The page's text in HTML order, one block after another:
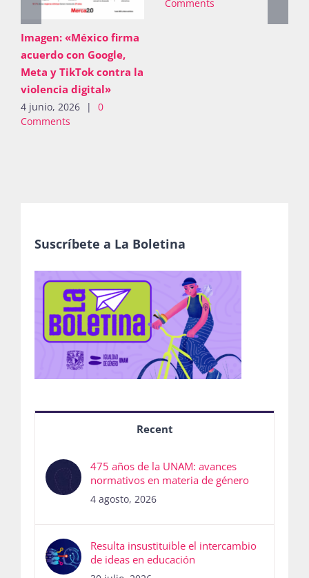
2026»
4 junio, 2026
Comments
Suscríbete a La Boletina
Recent
475 años de la UNAM: avances
normativos en materia de género
4 agosto, 2026
Resulta insustituible el intercambio
de ideas en educación